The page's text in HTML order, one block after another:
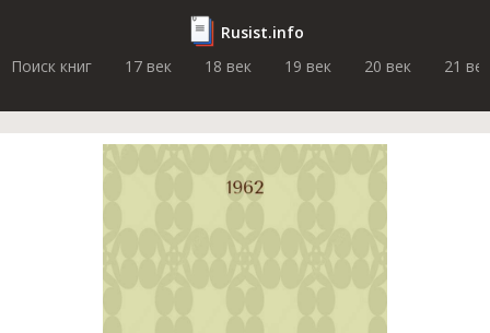
Rusist.info
Поиск книг
17 век 18 век 19 век 20 век 21 век